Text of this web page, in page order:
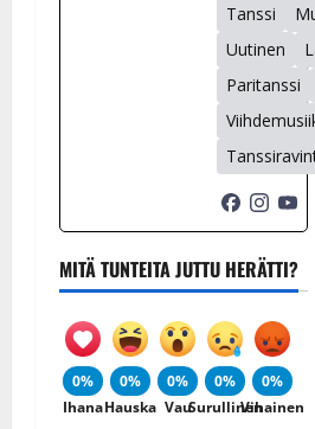
Tanssi
Uutinen
Paritanssi
MITÄ TUNTEITA JUTTU HERÄTTI?
0%
Ihana
0%
Hauska
0%
Vau
0%
Surullinen
0%
Vihainen